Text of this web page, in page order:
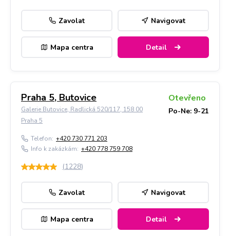
Zavolat Navigovat
Mapa centra Detail
Praha 5, Butovice
Galerie Butovice, Radlická 520/117, 158 00
Praha 5
Otevřeno
Po-Ne: 9-21
Telefon: +420 730 771 203
Info k zakázkám: +420 778 759 708
(1228)
Zavolat Navigovat
Mapa centra Detail